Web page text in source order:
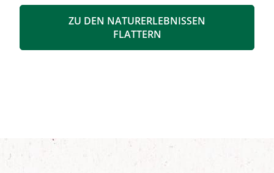
Ranger:in. Ich möchte auch gerne eine:n
320,- pro Tag und bei Bergführer:innen ab €
480,- pro Tag, je nach genauer Anforderung.
ZU DEN NATURERLEBNISSEN
FLATTERN